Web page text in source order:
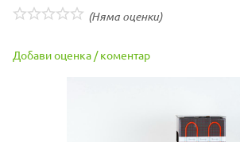
(Няма оценки)
Добави оценка / коментар